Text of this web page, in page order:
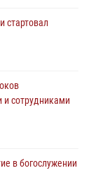
стартовал
и сотрудниками
в богослужении